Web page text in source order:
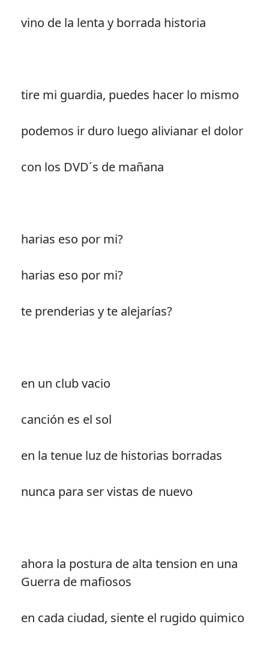
vino de la lenta y borrada historia
tire mi guardia, puedes hacer lo mismo
podemos ir duro luego alivianar el dolor
con los DVD´s de mañana
harias eso por mi?
harias eso por mi?
te prenderias y te alejarías?
en un club vacio
canción es el sol
en la tenue luz de historias borradas
nunca para ser vistas de nuevo
ahora la postura de alta tension en una
Guerra de mafiosos
en cada ciudad, siente el rugido quimico